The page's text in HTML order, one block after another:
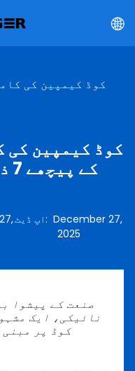
کے پیچھے 7 ذہین استراتیجیاں
اپ ڈیٹ:December 27,
2025
صنعت کے پیشوا
نائیکی، ایک